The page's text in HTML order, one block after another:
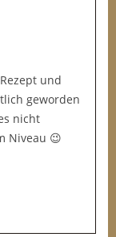
und
geworden
nicht
Niveau 😉